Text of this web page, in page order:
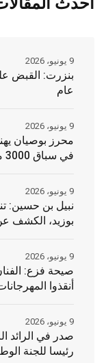
عام
9 يونيو، 2026
محرز بوصيان
في سباق 3000 متر موانع
9 يونيو، 2026
نبيل بن حسين:
بوزيد، الكشف
9 يونيو، 2026
صيحة فزع:
أنقذوا
9 يونيو، 2026
صدر في الرائد
رئيسا للجنة
9 يونيو، 2026